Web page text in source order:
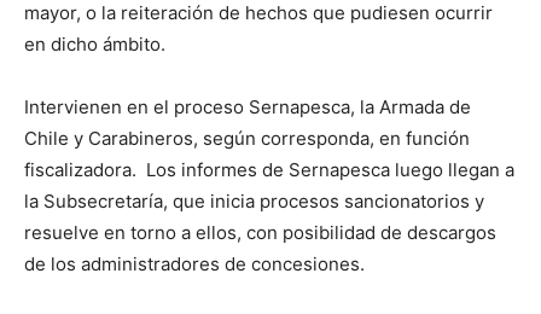
mayor, o la reiteración de hechos que pudiesen ocurrir
en dicho ámbito.
Intervienen en el proceso Sernapesca, la Armada de
Chile y Carabineros, según corresponda, en función
fiscalizadora. Los informes de Sernapesca luego llegan a
la Subsecretaría, que inicia procesos sancionatorios y
resuelve en torno a ellos, con posibilidad de descargos
de los administradores de concesiones.